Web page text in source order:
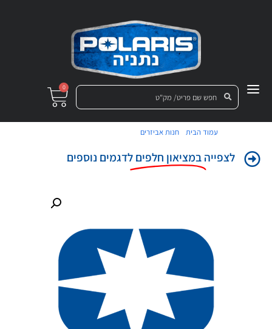
0
עמוד הבית חנות אביזרים
לצפייהבמציאון חלפים לדגמים נוספים